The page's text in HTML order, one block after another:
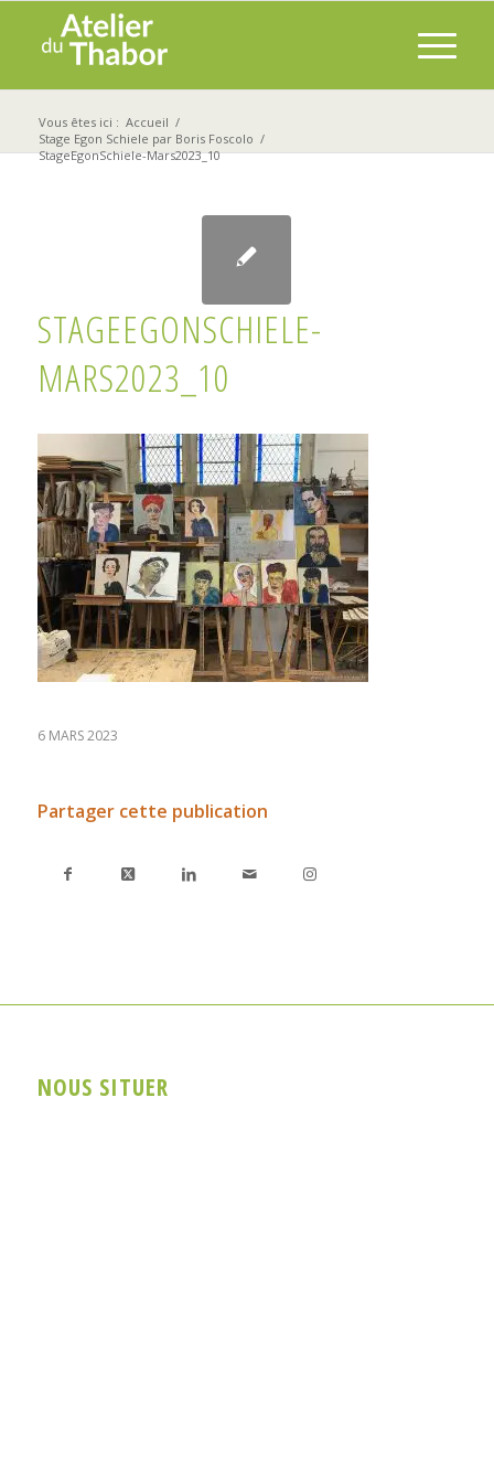
Vous êtes ici : Accueil /
Stage Egon Schiele par Boris Foscolo /
StageEgonSchiele-Mars2023_10
STAGEEGONSCHIELE-
MARS2023_10
6 MARS 2023
Partager cette publication
NOUS SITUER